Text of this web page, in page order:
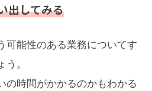
出してみる
可能性のある業務についてす
。
の時間がかかるのかもわかる